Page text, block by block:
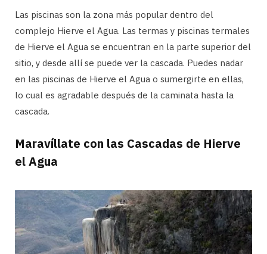
Las piscinas son la zona más popular dentro del
complejo Hierve el Agua. Las termas y piscinas termales
de Hierve el Agua se encuentran en la parte superior del
sitio, y desde allí se puede ver la cascada. Puedes nadar
en las piscinas de Hierve el Agua o sumergirte en ellas,
lo cual es agradable después de la caminata hasta la
cascada.
Maravíllate con las Cascadas de Hierve
el Agua